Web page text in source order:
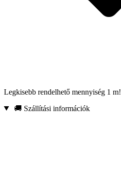
Legkisebb rendelhető mennyiség 1 m!
🚚 Szállítási információk